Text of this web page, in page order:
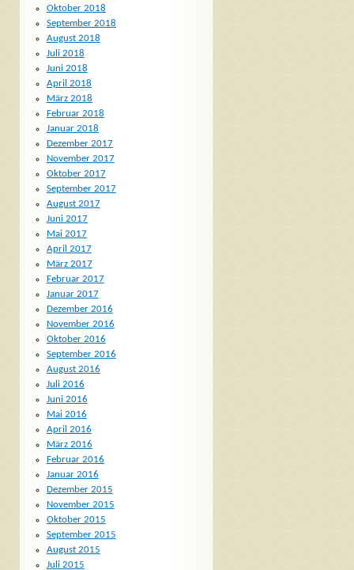
Oktober 2018
September 2018
August 2018
Juli 2018
Juni 2018
April 2018
März 2018
Februar 2018
Januar 2018
Dezember 2017
November 2017
Oktober 2017
September 2017
August 2017
Juni 2017
Mai 2017
April 2017
März 2017
Februar 2017
Januar 2017
Dezember 2016
November 2016
Oktober 2016
September 2016
August 2016
Juli 2016
Juni 2016
Mai 2016
April 2016
März 2016
Februar 2016
Januar 2016
Dezember 2015
November 2015
Oktober 2015
September 2015
August 2015
Juli 2015